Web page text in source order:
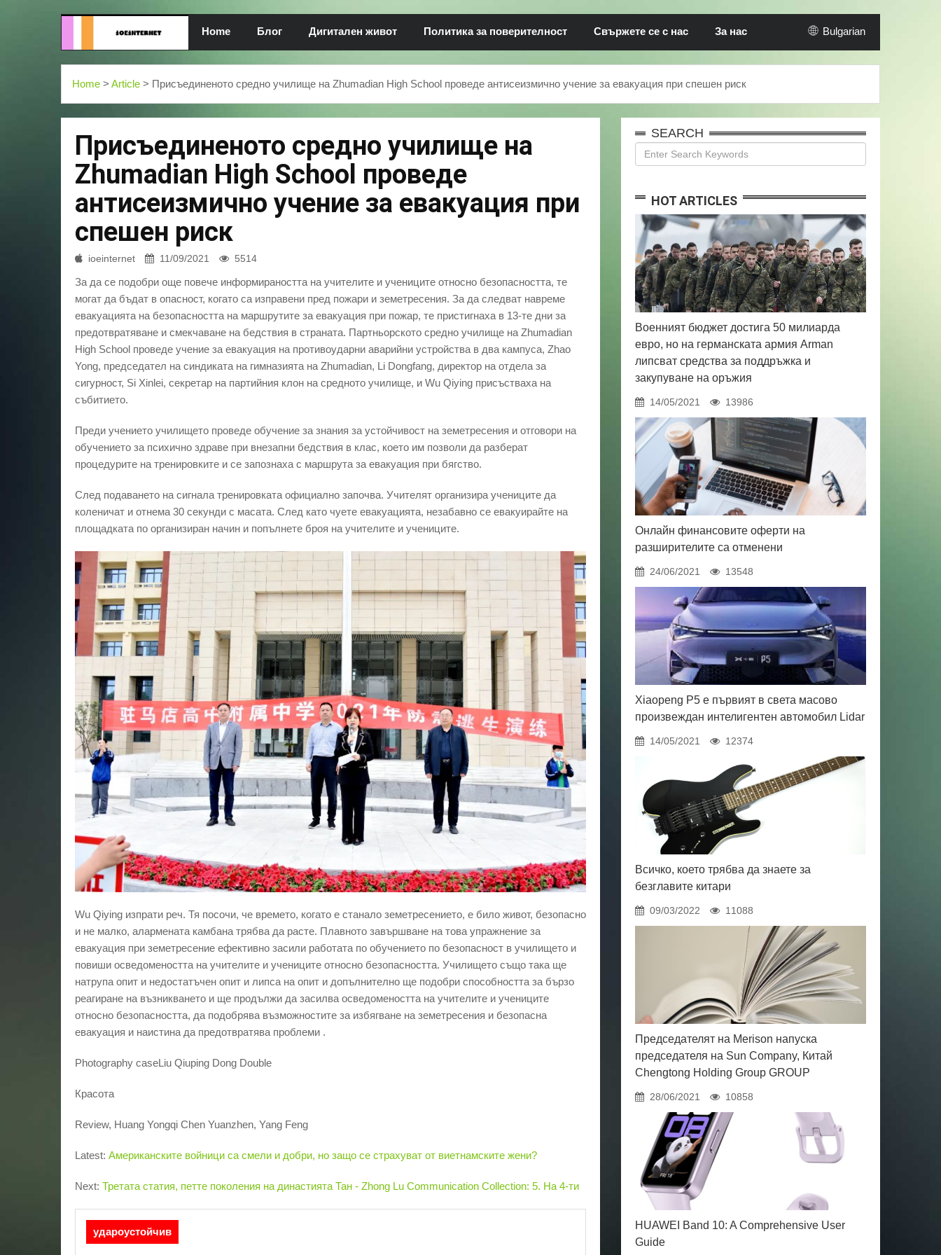
Home Блог Дигитален живот Политика за поверителност Свържете се с нас За нас Bulgarian
Home > Article > Присъединеното средно училище на Zhumadian High School проведе антисеизмично учение за евакуация при спешен риск
Присъединеното средно училище на
Zhumadian High School проведе
антисеизмично учение за евакуация при
спешен риск
ioeinternet 11/09/2021 5514
За да се подобри още повече информираността на учителите и учениците относно безопасността, те
могат да бъдат в опасност, когато са изправени пред пожари и земетресения. За да следват навреме
евакуацията на безопасността на маршрутите за евакуация при пожар, те пристигнаха в 13-те дни за
предотвратяване и смекчаване на бедствия в страната. Партньорското средно училище на Zhumadian
High School проведе учение за евакуация на противоударни аварийни устройства в два кампуса, Zhao
Yong, председател на синдиката на гимназията на Zhumadian, Li Dongfang, директор на отдела за
сигурност, Si Xinlei, секретар на партийния клон на средното училище, и Wu Qiying присъстваха на
събитието.
Преди учението училището проведе обучение за знания за устойчивост на земетресения и отговори на
обучението за психично здраве при внезапни бедствия в клас, което им позволи да разберат
процедурите на тренировките и се запознаха с маршрута за евакуация при бягство.
След подаването на сигнала тренировката официално започва. Учителят организира учениците да
коленичат и отнема 30 секунди с масата. След като чуете евакуацията, незабавно се евакуирайте на
площадката по организиран начин и попълнете броя на учителите и учениците.
Wu Qiying изпрати реч. Тя посочи, че времето, когато е станало земетресението, е било живот, безопасно
и не малко, алармената камбана трябва да расте. Плавното завършване на това упражнение за
евакуация при земетресение ефективно засили работата по обучението по безопасност в училището и
повиши осведомеността на учителите и учениците относно безопасността. Училището също така ще
натрупа опит и недостатъчен опит и липса на опит и допълнително ще подобри способността за бързо
реагиране на възникването и ще продължи да засилва осведомеността на учителите и учениците
относно безопасността, да подобрява възможностите за избягване на земетресения и безопасна
евакуация и наистина да предотвратява проблеми .
Photography caseLiu Qiuping Dong Double
Красота
Review, Huang Yongqi Chen Yuanzhen, Yang Feng
Latest: Американските войници са смели и добри, но защо се страхуват от виетнамските жени?
Next: Третата статия, петте поколения на династията Тан - Zhong Lu Communication Collection: 5. На 4-ти
удароустойчив
SEARCH
HOT ARTICLES
Военният бюджет достига 50 милиарда
евро, но на германската армия Arman
липсват средства за поддръжка и
закупуване на оръжия
14/05/2021 13986
Онлайн финансовите оферти на
разширителите са отменени
24/06/2021 13548
Xiaopeng P5 е първият в света масово
произвеждан интелигентен автомобил Lidar
14/05/2021 12374
Всичко, което трябва да знаете за
безглавите китари
09/03/2022 11088
Председателят на Merison напуска
председателя на Sun Company, Китай
Chengtong Holding Group GROUP
28/06/2021 10858
HUAWEI Band 10: A Comprehensive User
Guide